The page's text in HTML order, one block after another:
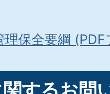
理保全要綱